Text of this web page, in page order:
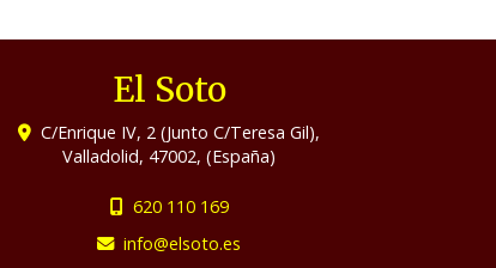
El Soto
C/Enrique IV, 2 (Junto C/Teresa Gil),
Valladolid, 47002,(España)
620 110 169
info
elsoto.es